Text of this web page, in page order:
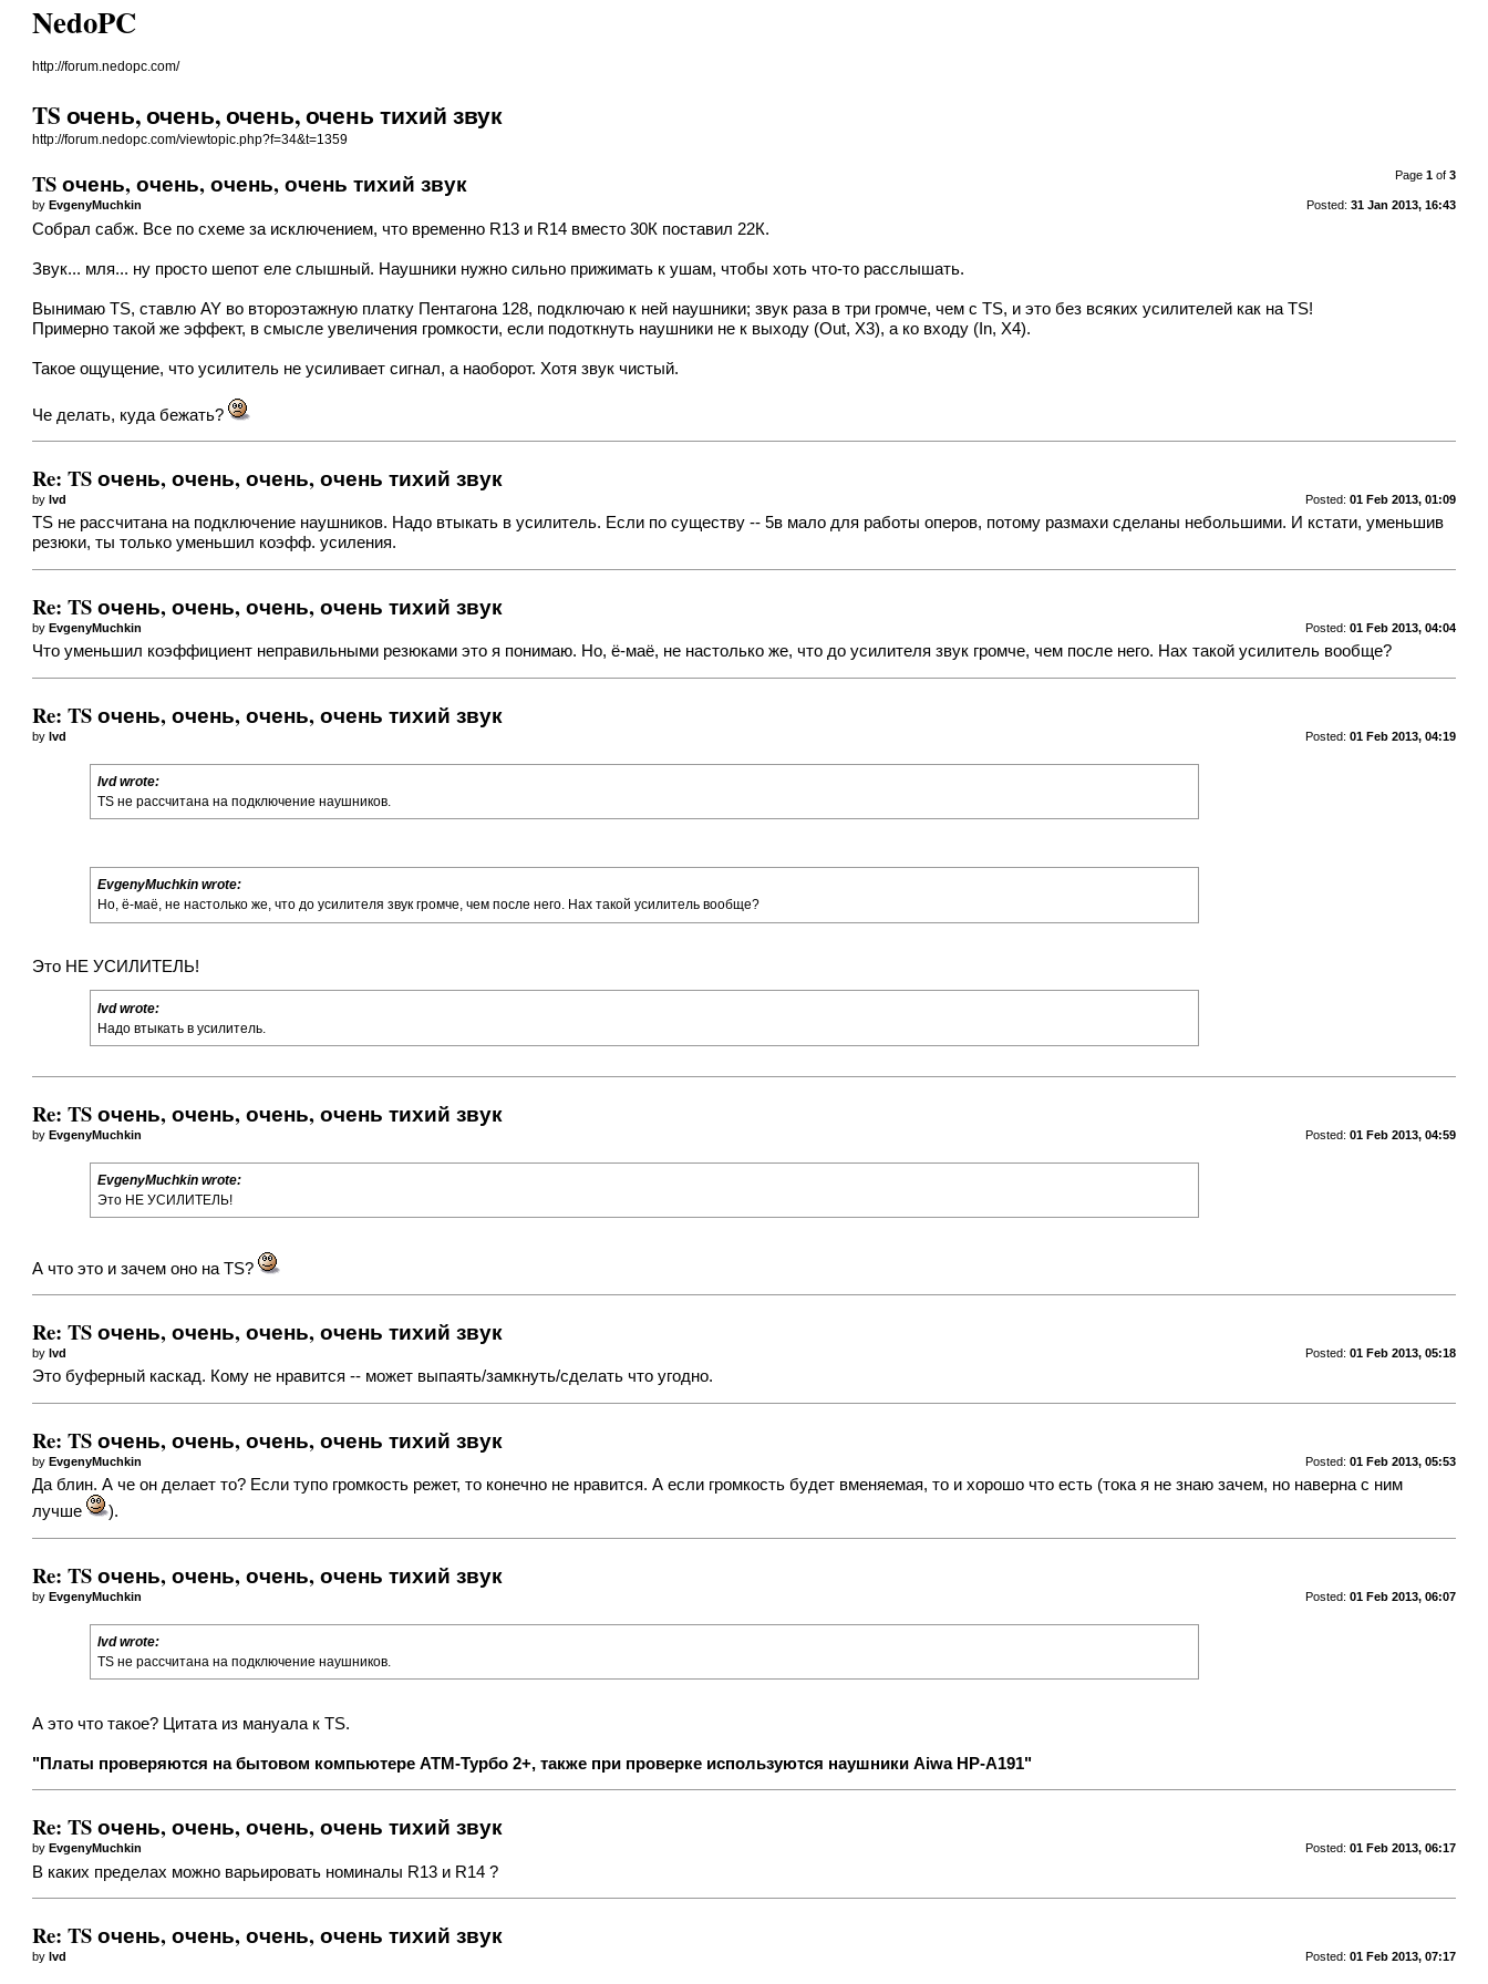
NedoPC
http://forum.nedopc.com/
TS очень, очень, очень, очень тихий звук
http://forum.nedopc.com/viewtopic.php?f=34&t=1359
Page 1of 3
TS очень, очень, очень, очень тихий звук
Posted: 31 Jan 2013, 16:43
byEvgenyMuchkin
Собрал сабж. Все по схеме за исключением, что временно R13 и R14 вместо 30К поставил 22К.
Звук... мля... ну просто шепот еле слышный. Наушники нужно сильно прижимать к ушам, чтобы хоть что-то расслышать.
Вынимаю TS, ставлю AY во второэтажную платку Пентагона 128, подключаю к ней наушники; звук раза в три громче, чем с TS, и это без всяких усилителей как на TS!
Примерно такой же эффект, в смысле увеличения громкости, если подоткнуть наушники не к выходу (Out, X3), а ко входу (In, X4).
Такое ощущение, что усилитель не усиливает сигнал, а наоборот. Хотя звук чистый.
Че делать, куда бежать?
Re: TS очень, очень, очень, очень тихий звук
Posted: 01 Feb 2013, 01:09
bylvd
TS не рассчитана на подключение наушников. Надо втыкать в усилитель. Если по существу -- 5в мало для работы оперов, потому размахи сделаны небольшими. И кстати, уменьшив
резюки, ты только уменьшил коэфф. усиления.
Re: TS очень, очень, очень, очень тихий звук
Posted: 01 Feb 2013, 04:04
byEvgenyMuchkin
Что уменьшил коэффициент неправильными резюками это я понимаю. Но, ё-маё, не настолько же, что до усилителя звук громче, чем после него. Нах такой усилитель вообще?
Re: TS очень, очень, очень, очень тихий звук
Posted: 01 Feb 2013, 04:19
bylvd
lvd wrote:
TS не рассчитана на подключение наушников.
EvgenyMuchkin wrote:
Но, ё-маё, не настолько же, что до усилителя звук громче, чем после него. Нах такой усилитель вообще?
Это НЕ УСИЛИТЕЛЬ!
lvd wrote:
Надо втыкать в усилитель.
Re: TS очень, очень, очень, очень тихий звук
Posted: 01 Feb 2013, 04:59
byEvgenyMuchkin
EvgenyMuchkin wrote:
Это НЕ УСИЛИТЕЛЬ!
А что это и зачем оно на TS?
Re: TS очень, очень, очень, очень тихий звук
Posted: 01 Feb 2013, 05:18
bylvd
Это буферный каскад. Кому не нравится -- может выпаять/замкнуть/сделать что угодно.
Re: TS очень, очень, очень, очень тихий звук
Posted: 01 Feb 2013, 05:53
byEvgenyMuchkin
Да блин. А че он делает то? Если тупо громкость режет, то конечно не нравится. А если громкость будет вменяемая, то и хорошо что есть (тока я не знаю зачем, но наверна с ним
лучше
).
Re: TS очень, очень, очень, очень тихий звук
Posted: 01 Feb 2013, 06:07
byEvgenyMuchkin
lvd wrote:
TS не рассчитана на подключение наушников.
А это что такое? Цитата из мануала к TS.
"Платы проверяются на бытовом компьютере АТМ-Турбо 2+, также при проверке используются наушники Aiwa HP-A191"
Re: TS очень, очень, очень, очень тихий звук
Posted: 01 Feb 2013, 06:17
byEvgenyMuchkin
В каких пределах можно варьировать номиналы R13 и R14 ?
Re: TS очень, очень, очень, очень тихий звук
Posted: 01 Feb 2013, 07:17
bylvd